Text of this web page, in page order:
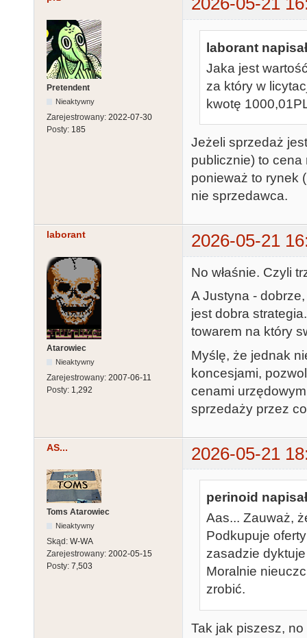
Pretendent
Nieaktywny
Zarejestrowany: 2022-07-30
Posty: 185
laborant
Jaka jest
za który w
kwotę
Jeżeli sprzedaż
publicznie) to
ponieważ to rynek
nie sprzedawca.
laborant 2026-05-21
Atarowiec
Nieaktywny
Zarejestrowany: 2007-06-11
Posty: 1,292
No właśnie. Czyli
A Justyna -
jest dobra
towarem na który
Myślę, że jednak
koncesjami,
cenami
sprzedaży przez
AS... 2026-05-21
Toms Atarowiec
Nieaktywny
Skąd: W-WA
Zarejestrowany: 2002-05-15
Posty: 7,503
perinoid
Aas... Zauważ,
Podkupuje
zasadzie
Moralnie
zrobić.
Tak jak piszesz,